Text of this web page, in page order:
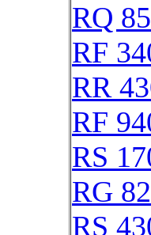
RQ
RF
RR
RF
RS
RG
RS